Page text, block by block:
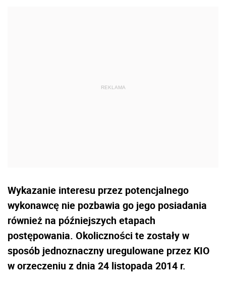
Wykazanie interesu przez potencjalnego
wykonawcę nie pozbawia go jego posiadania
również na późniejszych etapach
postępowania. Okoliczności te zostały w
sposób jednoznaczny uregulowane przez KIO
w orzeczeniu z dnia 24 listopada 2014 r.